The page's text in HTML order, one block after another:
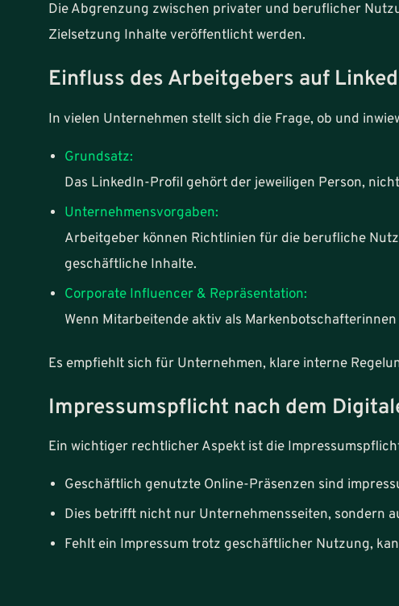
Die Abgrenzung zwischen privater und beruflicher
Zielsetzung Inhalte veröffentlicht werden.
Einfluss des Arbeitgebers auf
In vielen Unternehmen stellt sich die Frage, ob und
Grundsatz:
Das LinkedIn-Profil gehört der jeweiligen Person,
Unternehmensvorgaben:
Arbeitgeber können Richtlinien für die berufliche
geschäftliche Inhalte.
Corporate Influencer & Repräsentation:
Wenn Mitarbeitende aktiv als
Es empfiehlt sich für Unternehmen, klare interne
Impressumspflicht nach dem
Ein wichtiger rechtlicher Aspekt ist die
Geschäftlich genutzte Online-Präsenzen sind
Dies betrifft nicht nur Unternehmensseiten, sondern
Fehlt ein Impressum trotz geschäftlicher Nutzung,